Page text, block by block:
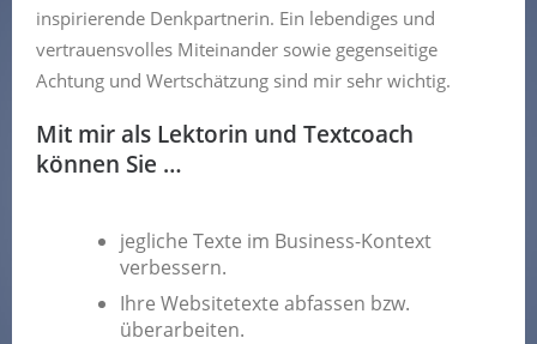
inspirierende Denkpartnerin. Ein lebendiges und
vertrauensvolles Miteinander sowie gegenseitige
Achtung und Wertschätzung sind mir sehr wichtig.
Mit mir als Lektorin und Textcoach
können Sie …
jegliche Texte im Business-Kontext
verbessern.
Ihre Websitetexte abfassen bzw.
überarbeiten.